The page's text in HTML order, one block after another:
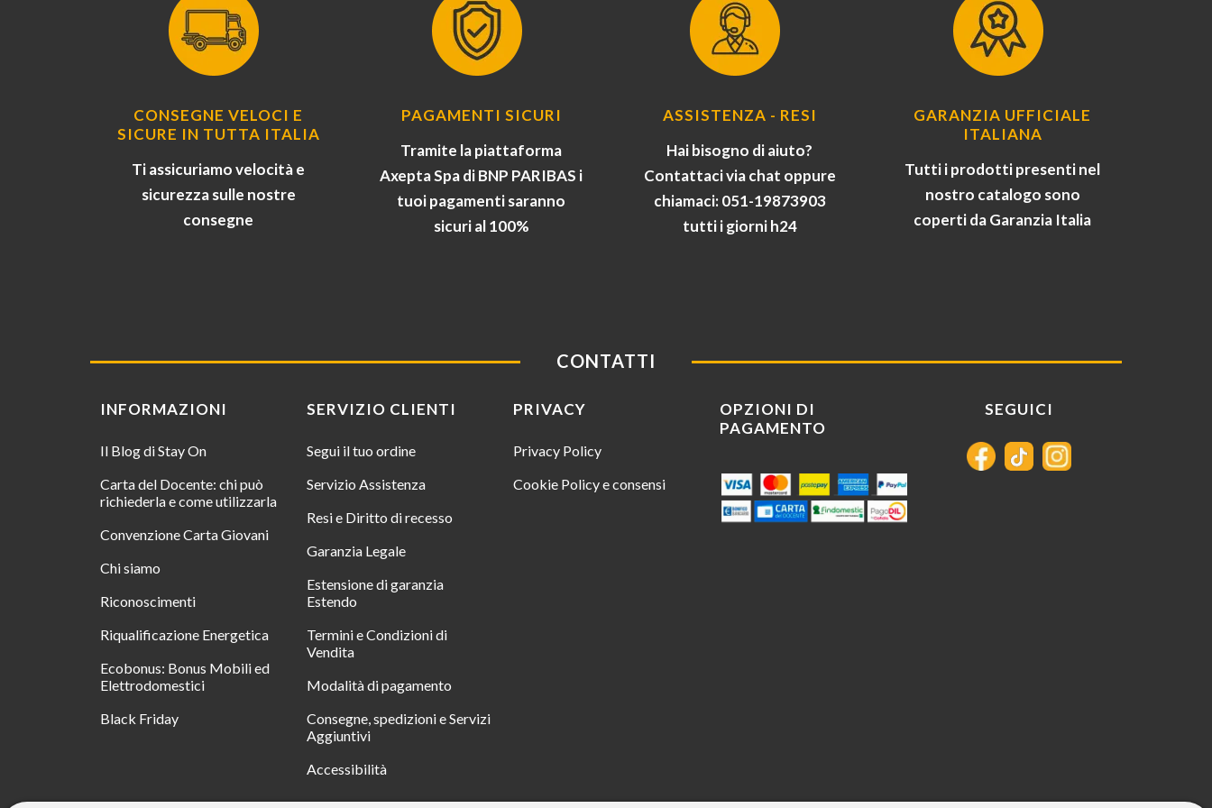
CONSEGNE VELOCI E
SICURE IN TUTTA ITALIA
Ti assicuriamo velocità e
sicurezza sulle nostre
consegne
PAGAMENTI SICURI
Tramite la piattaforma
Axepta Spa di BNP PARIBAS i
tuoi pagamenti saranno
sicuri al 100%
ASSISTENZA - RESI
Hai bisogno di aiuto?
Contattaci via chat oppure
chiamaci: 051-19873903
tutti i giorni h24
GARANZIA UFFICIALE
ITALIANA
Tutti i prodotti presenti nel
nostro catalogo sono
coperti da Garanzia Italia
CONTATTI
INFORMAZIONI
Il Blog di Stay On
Carta del Docente: chi può
richiederla e come utilizzarla
Convenzione Carta Giovani
Chi siamo
Riconoscimenti
Riqualificazione Energetica
Ecobonus: Bonus Mobili ed
Elettrodomestici
Black Friday
SERVIZIO CLIENTI
Segui il tuo ordine
Servizio Assistenza
Resi e Diritto di recesso
Garanzia Legale
Estensione di garanzia
Estendo
Termini e Condizioni di
Vendita
Modalità di pagamento
Consegne, spedizioni e Servizi
Aggiuntivi
Accessibilità
PRIVACY
Privacy Policy
Cookie Policy e consensi
OPZIONI DI
PAGAMENTO
SEGUICI